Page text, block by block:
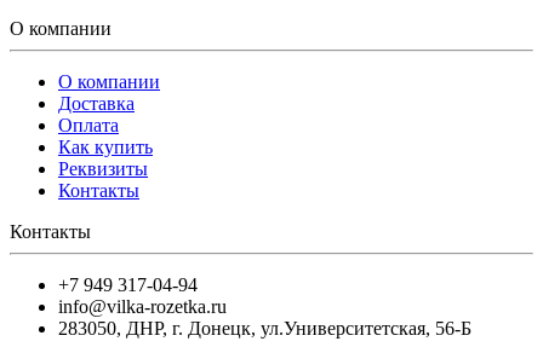
О компании
О компании
Доставка
Оплата
Как купить
Реквизиты
Контакты
Контакты
+7 949 317-04-94
info@vilka-rozetka.ru
283050, ДНР, г. Донецк, ул.Университетская, 56-Б